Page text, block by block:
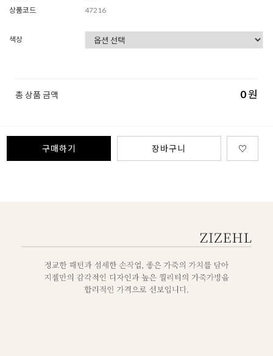
상품코드
47216
색상
총 상품 금액 0원
구매하기 장바구니 ♡